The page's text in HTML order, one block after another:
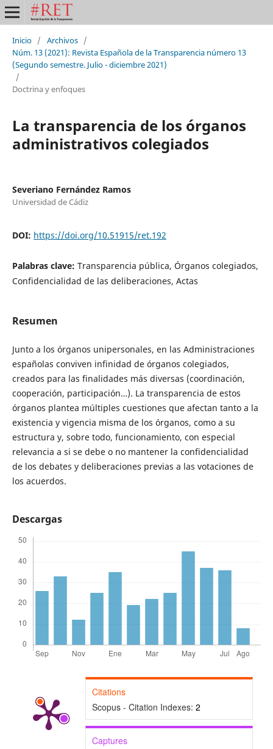
Inicio / Archivos /
Núm. 13 (2021): Revista Española de la Transparencia número 13
(Segundo semestre. Julio - diciembre 2021)
/
Doctrina y enfoques
La transparencia de los órganos
administrativos colegiados
Severiano Fernández Ramos
Universidad de Cádiz
DOI: https://doi.org/10.51915/ret.192
Palabras clave: Transparencia pública, Órganos colegiados,
Confidencialidad de las deliberaciones, Actas
Resumen
Junto a los órganos unipersonales, en las Administraciones
españolas conviven infinidad de órganos colegiados,
creados para las finalidades más diversas (coordinación,
cooperación, participación…). La transparencia de estos
órganos plantea múltiples cuestiones que afectan tanto a la
existencia y vigencia misma de los órganos, como a su
estructura y, sobre todo, funcionamiento, con especial
relevancia a si se debe o no mantener la confidencialidad
de los debates y deliberaciones previas a las votaciones de
los acuerdos.
Descargas
Citations
Scopus - Citation Indexes: 2
Captures